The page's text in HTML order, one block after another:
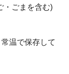
・ごまを含む)
温で保存して